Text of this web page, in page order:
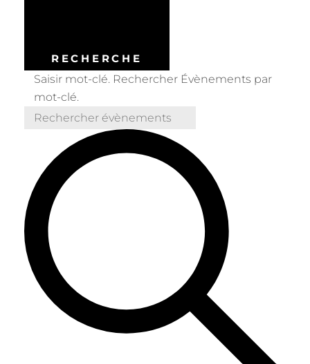
RECHERCHE
Saisir mot-clé. Rechercher Évènements par
mot-clé.